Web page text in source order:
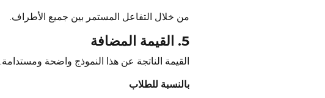
من خلال التفاعل المستمر بين جميع الأطراف.
5. القيمة المضافة
القيمة الناتجة عن هذا النموذج واضحة ومستدامة.
بالنسبة للطلاب